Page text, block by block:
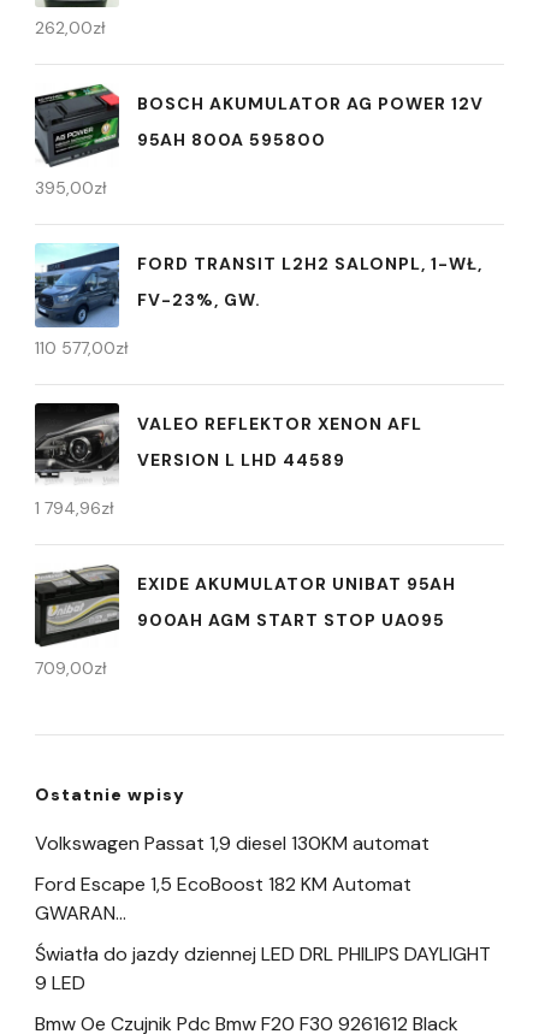
262,00zł
BOSCH AKUMULATOR AG POWER 12V
95AH 800A 595800
395,00zł
FORD TRANSIT L2H2 SALONPL, 1-WŁ,
FV-23%, GW.
110 577,00zł
VALEO REFLEKTOR XENON AFL
VERSION L LHD 44589
1 794,96zł
EXIDE AKUMULATOR UNIBAT 95AH
900AH AGM START STOP UA095
709,00zł
Ostatnie wpisy
Volkswagen Passat 1,9 diesel 130KM automat
Ford Escape 1,5 EcoBoost 182 KM Automat
GWARAN…
Światła do jazdy dziennej LED DRL PHILIPS DAYLIGHT
9 LED
Bmw Oe Czujnik Pdc Bmw F20 F30 9261612 Black